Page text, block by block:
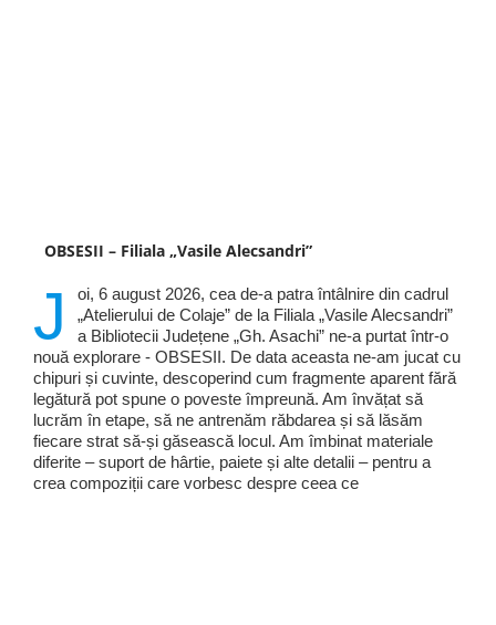
OBSESII – Filiala „Vasile Alecsandri”
J
oi, 6 august 2026, cea de-a patra întâlnire din cadrul
„Atelierului de Colaje” de la Filiala „Vasile Alecsandri”
a Bibliotecii Județene „Gh. Asachi” ne-a purtat într-o
nouă explorare - OBSESII. De data aceasta ne-am jucat cu
chipuri și cuvinte, descoperind cum fragmente aparent fără
legătură pot spune o poveste împreună. Am învățat să
lucrăm în etape, să ne antrenăm răbdarea și să lăsăm
fiecare strat să-și găsească locul. Am îmbinat materiale
diferite – suport de hârtie, paiete și alte detalii – pentru a
crea compoziții care vorbesc despre ceea ce